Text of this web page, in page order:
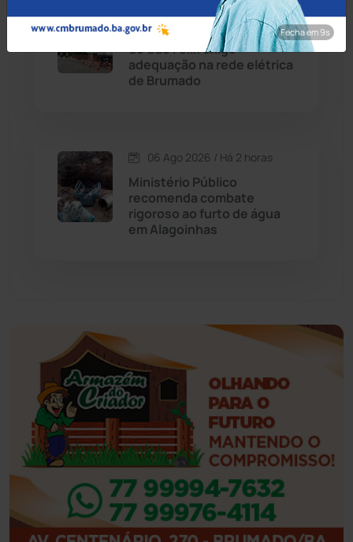
Economia (1235)
Educação (232)
Esportes
Eventos
Feira da Mata
(3492)
Ibiassucê
Ibicoara
Ibipitanga (116)
Ibitiara
Igaporã (218)
06 Ago 2026 / Há 1 hora
Avanço nas obras da Ponte
do São Félix exige
adequação na rede elétrica
de Brumado
06 Ago 2026 / Há 2 horas
Ministério Público
recomenda combate
rigoroso ao furto de água
em Alagoinhas
Fecha em 8s